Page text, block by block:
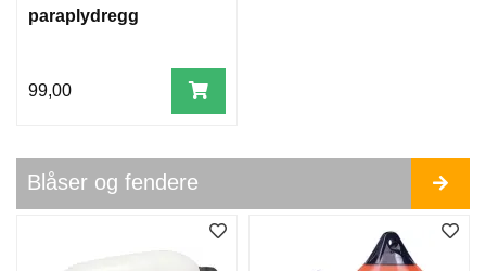
paraplydregg
99,00
Blåser og fendere
R
E
H